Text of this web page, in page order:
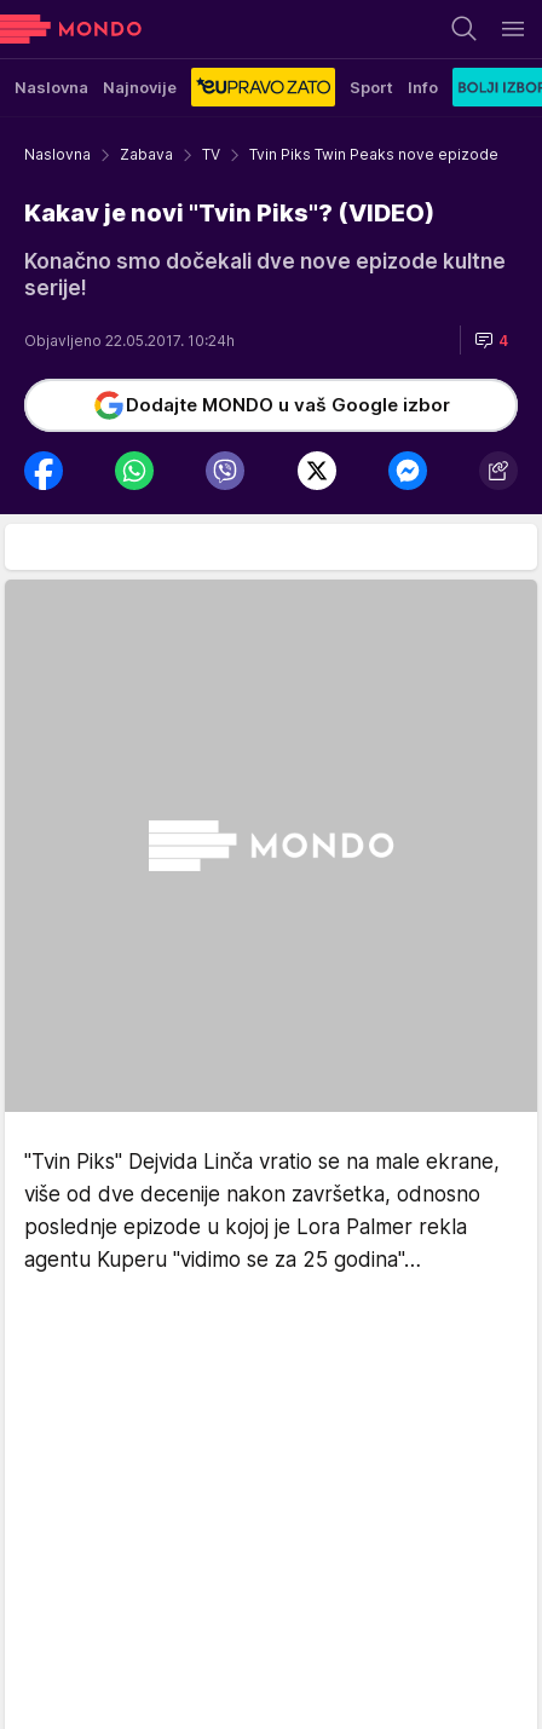
Naslovna Najnovije Sport Info
Naslovna Zabava TV Tvin Piks Twin Peaks nove epizode
Kakav je novi "Tvin Piks"? (VIDEO)
Konačno smo dočekali dve nove epizode kultne
serije!
Objavljeno 22.05.2017. 10:24h 4
Dodajte MONDO u vaš Google izbor
"Tvin Piks" Dejvida Linča vratio se na male ekrane,
više od dve decenije nakon završetka, odnosno
poslednje epizode u kojoj je Lora Palmer rekla
agentu Kuperu "vidimo se za 25 godina"…